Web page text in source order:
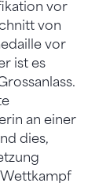
vor
von
vor
ist es
an einer
dies,
Wettkampf